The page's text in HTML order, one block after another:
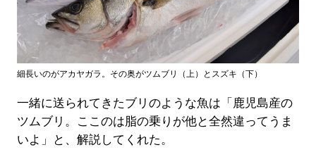
細長いのがアカヤガラ。その奥がツムブリ（上）とスズキ（下）
一緒に送られてきたブリのような魚は「鹿児島産の
ツムブリ。ここのは脂の乗りが他と全然違ってうま
いよ」と、解説してくれた。